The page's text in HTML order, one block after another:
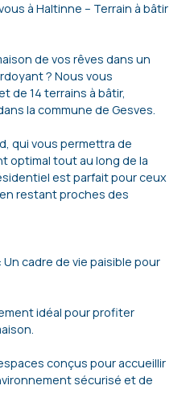
à Haltinne – Terrain à bâtir
de vos rêves dans un
? Nous vous
de 14 terrains à bâtir,
la commune de Gesves.
qui vous permettra de
optimal tout au long de la
est parfait pour ceux
restant proches des
cadre de vie paisible pour
idéal pour profiter
conçus pour accueillir
sécurisé et de